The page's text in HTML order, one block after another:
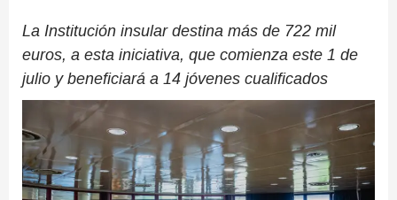
La Institución insular destina más de 722 mil
euros, a esta iniciativa, que comienza este 1 de
julio y beneficiará a 14 jóvenes cualificados